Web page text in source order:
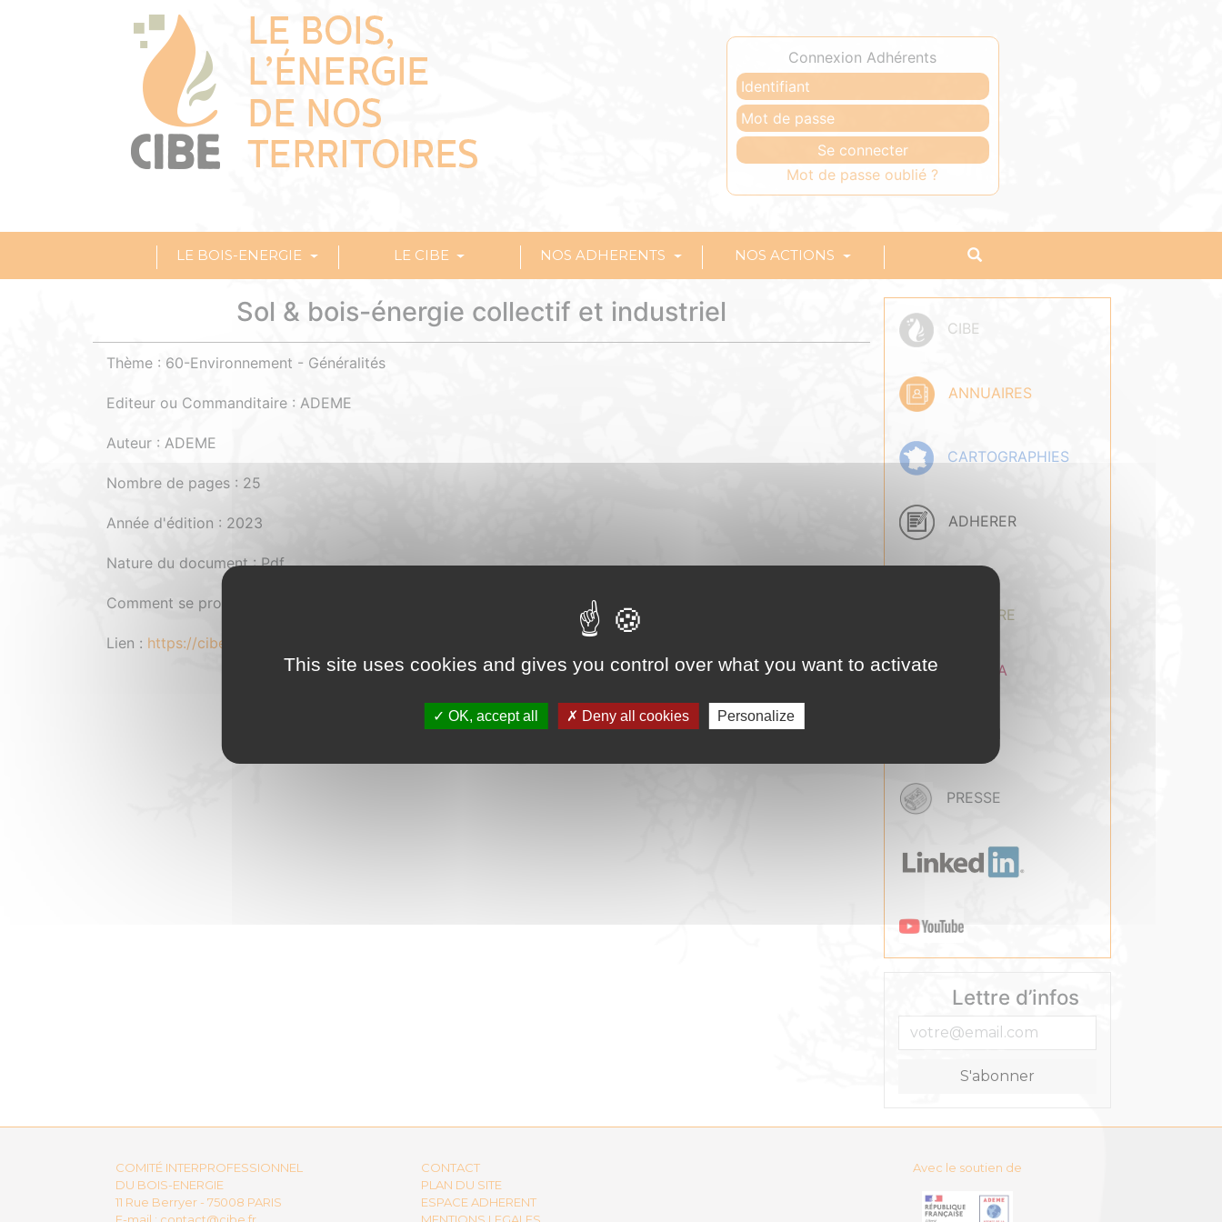
Connexion Adhérents
Mot de passe oublié ?
LE BOIS-ENERGIE LE CIBE NOS ADHERENTS NOS ACTIONS
Sol & bois-énergie collectif et industriel
Thème : 60-Environnement - Généralités
Editeur ou Commanditaire : ADEME
Auteur : ADEME
Nombre de pages : 25
Année d'édition : 2023
Nature du document : Pdf
Comment se procurer le document : Gratuit
Lien : https://cibe.fr/wp-content/uploads/2024/01/2023-ADEME-Sol-et-bois-energie-VF.pdf
CIBE
ANNUAIRES
CARTOGRAPHIES
ADHERER
DOCUMENTAIRE
AGENDA
PRESSE
Lettre d’infos
COMITÉ INTERPROFESSIONNEL
DU BOIS-ENERGIE
11 Rue Berryer - 75008 PARIS
CONTACT
PLAN DU SITE
ESPACE ADHERENT
Avec le soutien de
This site uses cookies and gives you control over what you want to activate
OK, accept all Deny all cookies Personalize